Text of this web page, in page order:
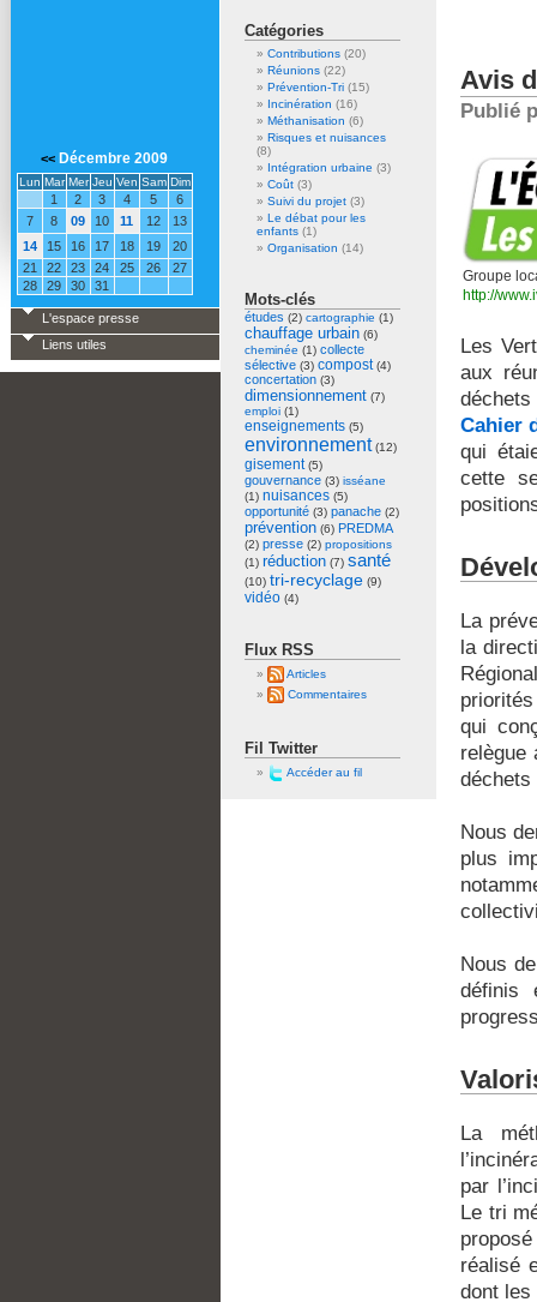
<< Décembre 2009
Lun Mar Mer Jeu Ven Sam Dim
1 2 3 4 5
6
7
8 09 10 11 12
13
14
15 16 17 18 19
20
21
22 23 24 25 26
27
28
29 30 31
L'espace presse
Liens utiles
Catégories
Contributions (20)
Réunions (22)
Prévention-Tri (15)
Incinération (16)
Méthanisation (6)
Risques et nuisances
(8)
Intégration urbaine (3)
Coût (3)
Suivi du projet (3)
Le débat pour les
enfants (1)
Organisation (14)
Mots-clés
études (2) cartographie (1)
chauffage urbain (6)
cheminée (1) collecte
sélective (3) compost(4)
concertation (3)
dimensionnement (7)
emploi (1)
enseignements (5)
environnement (12)
gisement(5)
gouvernance (3) isséane
(1) nuisances (5)
opportunité (3) panache (2)
prévention (6) PREDMA
(2) presse (2) propositions
(1) réduction (7) santé
(10) tri-recyclage (9)
vidéo (4)
Flux RSS
Articles
Commentaires
Fil Twitter
Accéder au fil
Avis
Publié
Groupe
http://
Les
aux
Cahier
qui
cette
La
la
qui
relègue
déchets
Nous
plus
Nous
définis
La
par
Le tri
réalisé
dont